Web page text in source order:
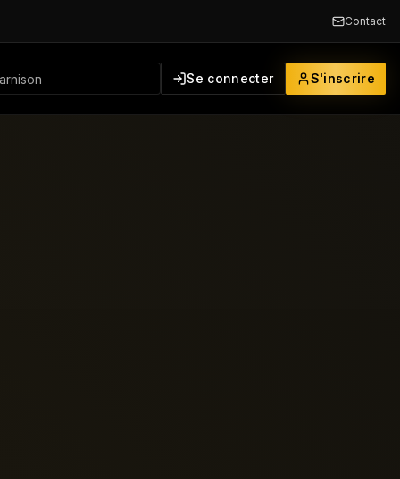
Contact
Se connecter S'inscrire